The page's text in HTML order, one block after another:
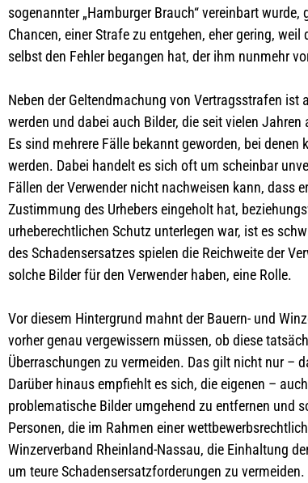
sogenannter „Hamburger Brauch“ vereinbart
Chancen, einer Strafe zu entgehen, eher gering,
selbst den Fehler begangen hat, der ihm nunmehr
Neben der Geltendmachung von Vertragsstrafen
werden und dabei auch Bilder, die seit vielen
Es sind mehrere Fälle bekannt geworden, bei
werden. Dabei handelt es sich oft um scheinbar
Fällen der Verwender nicht nachweisen kann, dass
Zustimmung des Urhebers eingeholt hat,
urheberechtlichen Schutz unterlegen war, ist es
des Schadensersatzes spielen die Reichweite der
solche Bilder für den Verwender haben, eine Rolle.
Vor diesem Hintergrund mahnt der Bauern- und
vorher genau vergewissern müssen, ob diese
Überraschungen zu vermeiden. Das gilt nicht nur –
Darüber hinaus empfiehlt es sich, die eigenen –
problematische Bilder umgehend zu entfernen und
Personen, die im Rahmen einer
Winzerverband Rheinland-Nassau, die Einhaltung
um teure Schadensersatzforderungen zu vermeiden.